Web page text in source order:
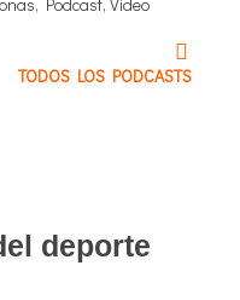
TODOS LOS PODCASTS
deporte